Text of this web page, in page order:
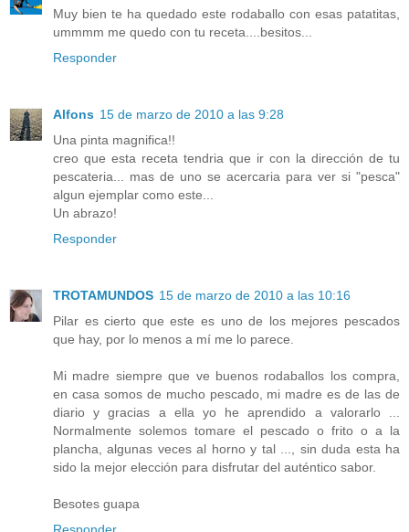
Muy bien te ha quedado este rodaballo con esas patatitas,
ummmm me quedo con tu receta....besitos...
Responder
Alfons 15 de marzo de 2010 a las 9:28
Una pinta magnifica!!
creo que esta receta tendria que ir con la dirección de tu
pescateria... mas de uno se acercaria para ver si "pesca"
algun ejemplar como este...
Un abrazo!
Responder
TROTAMUNDOS 15 de marzo de 2010 a las 10:16
Pilar es cierto que este es uno de los mejores pescados
que hay, por lo menos a mí me lo parece.
Mi madre siempre que ve buenos rodaballos los compra,
en casa somos de mucho pescado, mi madre es de las de
diario y gracias a ella yo he aprendido a valorarlo ...
Normalmente solemos tomare el pescado o frito o a la
plancha, algunas veces al horno y tal ..., sin duda esta ha
sido la mejor elección para disfrutar del auténtico sabor.
Besotes guapa